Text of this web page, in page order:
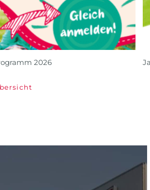
2026